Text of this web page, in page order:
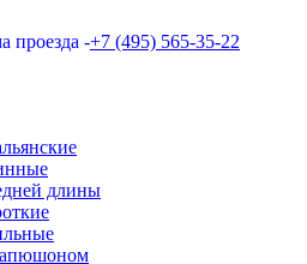
проезда -+7 (495) 565-35-22
длины